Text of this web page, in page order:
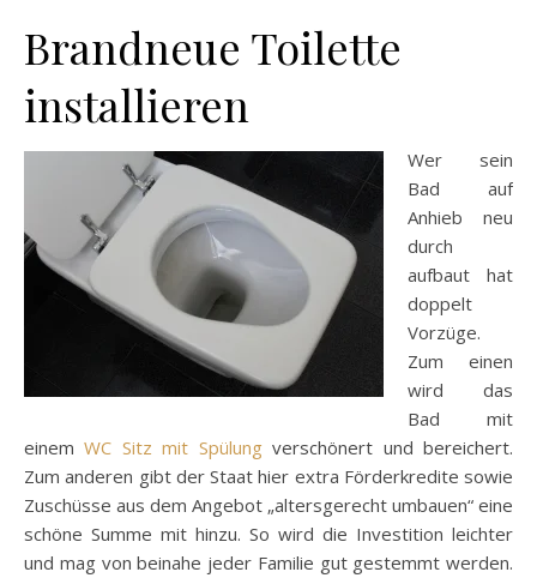
Brandneue Toilette
installieren
Wer sein
Bad auf
Anhieb neu
durch
aufbaut hat
doppelt
Vorzüge.
Zum einen
wird das
Bad mit
einemWC Sitz mit Spülungverschönert und bereichert.
Zum anderen gibt der Staat hier extra Förderkredite sowie
Zuschüsse aus dem Angebot „altersgerecht umbauen“ eine
schöne Summe mit hinzu. So wird die Investition leichter
und mag von beinahe jeder Familie gut gestemmt werden.